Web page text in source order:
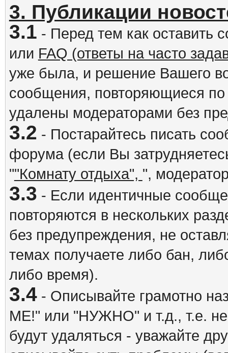
3. Публикации
3.1 - Перед тем как оставить
или FAQ (ответы на часто
уже была, и решение Вашего
сообщения, повторяющиеся
удалены модераторами без
3.2 - Постарайтесь писать
форума (если Вы
""Комнату отдыха", ",
3.3 - Если идентичные
повторяются в нескольких
без предупреждения, не
темах получаете либо бан,
либо время).
3.4- Описывайте грамотно
ME!" или "НУЖНО" и т.д., т.е.
будут удаляться - уважайте